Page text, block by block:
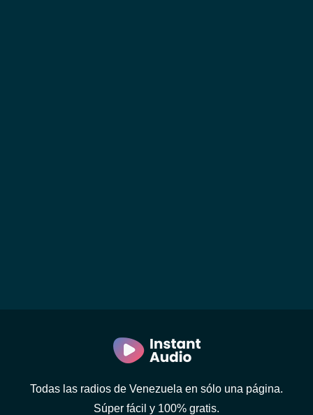
Todas las radios de Venezuela en sólo una página.
Súper fácil y 100% gratis.